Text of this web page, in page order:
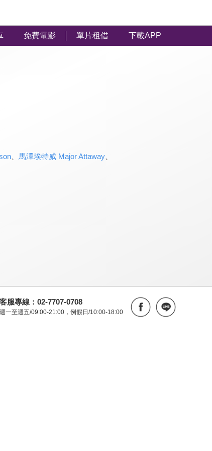
免費電影 單片租借 下載APP
、 馬澤埃特威 Major Attaway、
客服專線：02-7707-0708
週一至週五/09:00-21:00，例假日/10:00-18:00